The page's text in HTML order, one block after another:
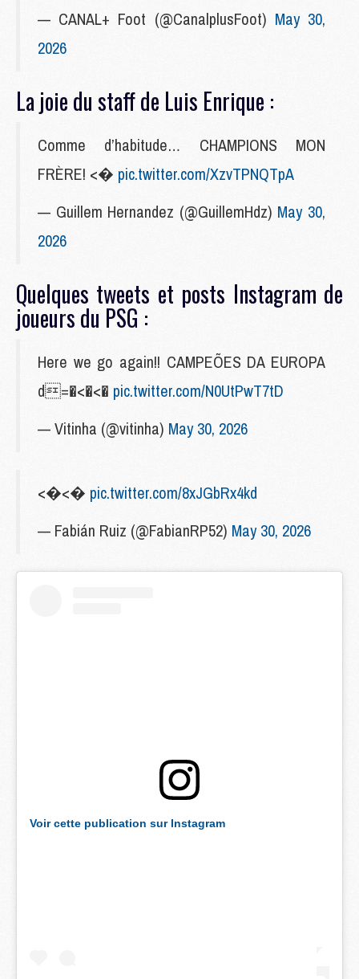
— CANAL+ Foot (@CanalplusFoot) May 30,
2026
La joie du staff de Luis Enrique :
Comme d’habitude… CHAMPIONS MON
FRÈRE! <� pic.twitter.com/XzvTPNQTpA
— Guillem Hernandez (@GuillemHdz) May 30,
2026
Quelques tweets et posts Instagram de
joueurs du PSG :
Here we go again!! CAMPEÕES DA EUROPA
d=�<�<� pic.twitter.com/N0UtPwT7tD
— Vitinha (@vitinha) May 30, 2026
<�<� pic.twitter.com/8xJGbRx4kd
— Fabián Ruiz (@FabianRP52) May 30, 2026
Voir cette publication sur Instagram